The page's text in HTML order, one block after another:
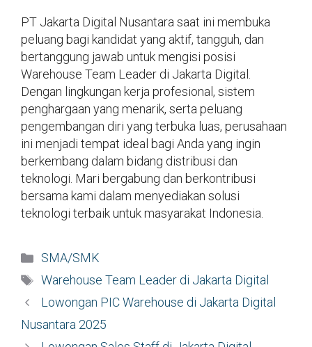
PT Jakarta Digital Nusantara saat ini membuka
peluang bagi kandidat yang aktif, tangguh, dan
bertanggung jawab untuk mengisi posisi
Warehouse Team Leader di Jakarta Digital.
Dengan lingkungan kerja profesional, sistem
penghargaan yang menarik, serta peluang
pengembangan diri yang terbuka luas, perusahaan
ini menjadi tempat ideal bagi Anda yang ingin
berkembang dalam bidang distribusi dan
teknologi. Mari bergabung dan berkontribusi
bersama kami dalam menyediakan solusi
teknologi terbaik untuk masyarakat Indonesia.
Kategori
SMA/SMK
Tag
Warehouse Team Leader di Jakarta Digital
Lowongan PIC Warehouse di Jakarta Digital
Nusantara 2025